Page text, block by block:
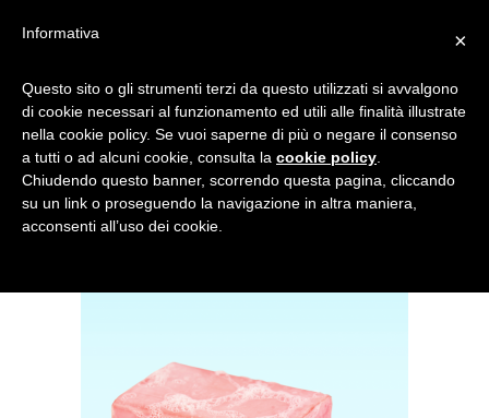
GELATO DI SAPONE
×
Informativa
Questo sito o gli strumenti terzi da questo utilizzati si avvalgono
di cookie necessari al funzionamento ed utili alle finalità illustrate
nella cookie policy. Se vuoi saperne di più o negare il consenso
a tutti o ad alcuni cookie, consulta la cookie policy
Chiudendo questo banner, scorrendo questa pagina, cliccando
su un link o proseguendo la navigazione in altra maniera,
acconsenti all’uso dei cookie.